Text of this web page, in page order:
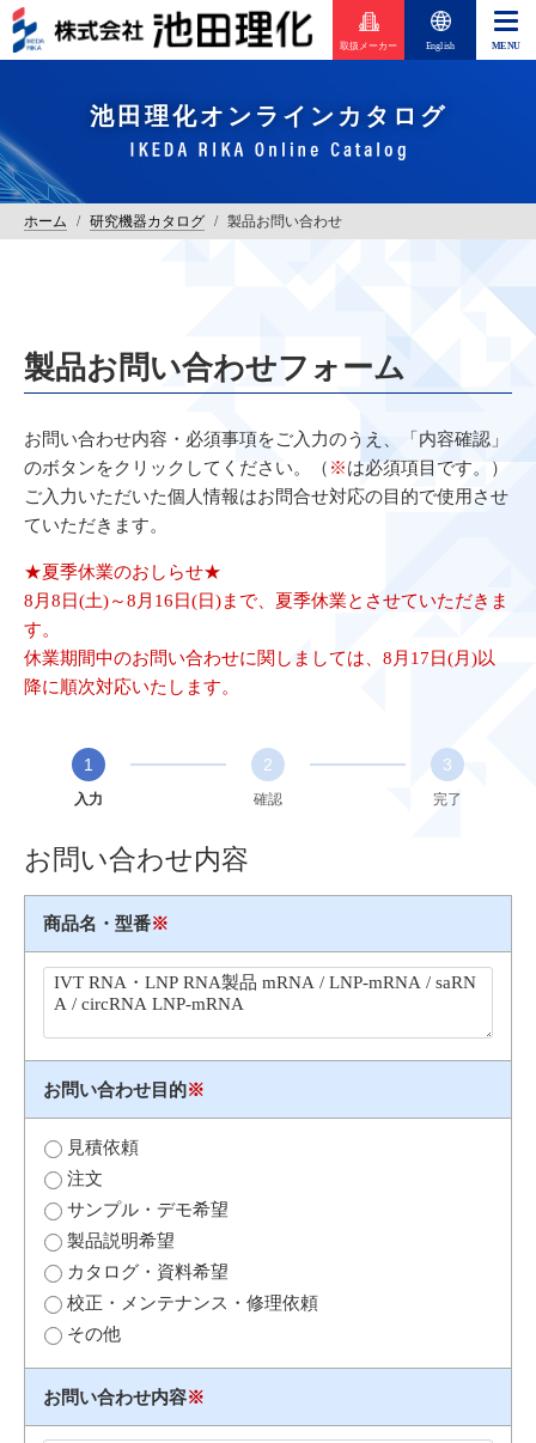
取扱メーカー English
池田理化オンラインカタログ
ホーム / 研究機器カタログ / 製品お問い合わせ
製品お問い合わせフォーム
お問い合わせ内容・必須事項をご入力のうえ、「内容確認」
のボタンをクリックしてください。（ ※は必須項目です。）
ご入力いただいた個人情報はお問合せ対応の目的で使用させ
ていただきます。
★夏季休業のおしらせ★
8月8日(土)～8月16日(日)まで、夏季休業とさせていただきま
す。
休業期間中のお問い合わせに関しましては、8月17日(月)以
降に順次対応いたします。
1
入力
2
確認
3
完了
お問い合わせ内容
商品名・型番※
お問い合わせ目的※
見積依頼
注文
サンプル・デモ希望
製品説明希望
カタログ・資料希望
校正・メンテナンス・修理依頼
その他
お問い合わせ内容※